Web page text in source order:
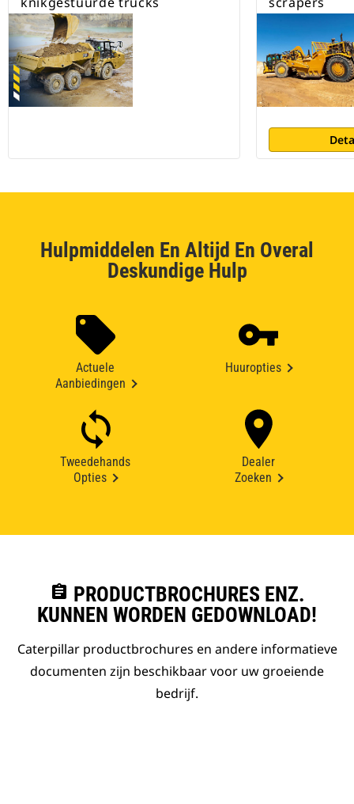
Hulpmiddelen En Altijd En Overal
Deskundige Hulp
Actuele
Aanbiedingen
Huuropties
Tweedehands
Opties
Dealer
Zoeken
assignment PRODUCTBROCHURES ENZ.
KUNNEN WORDEN GEDOWNLOAD!
Caterpillar productbrochures en andere informatieve
documenten zijn beschikbaar voor uw groeiende
bedrijf.